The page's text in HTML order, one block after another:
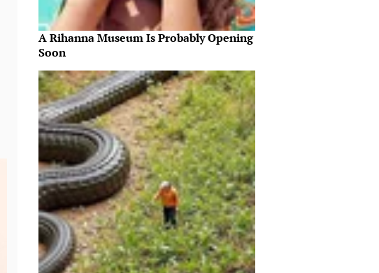
A Rihanna Museum Is Probably Opening
Soon